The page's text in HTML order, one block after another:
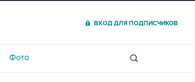
ВХОД ДЛЯ ПОДПИСЧИКОВ
Фото